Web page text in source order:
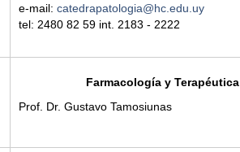
e-mail:catedrapatologia@hc.edu.uy
tel: 2480 82 59 int. 2183 - 2222
Farmacología y Terapéutica
Prof. Dr. Gustavo Tamosiunas